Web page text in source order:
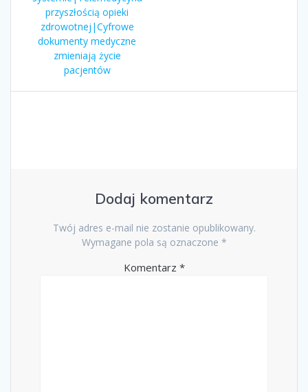
przyszłością opieki
zdrowotnej|Cyfrowe
dokumenty medyczne
zmieniają życie
pacjentów
Dodaj komentarz
Twój adres e-mail nie zostanie opublikowany.
Wymagane pola są oznaczone *
Komentarz *